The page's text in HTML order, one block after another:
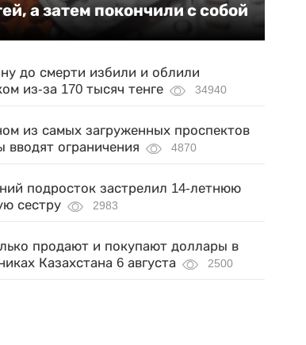
а затем покончили с собой
до смерти избили и облили
из-за 170 тысяч тенге
34940
из самых загруженных проспектов
вводят ограничения
4870
подросток застрелил 14-летнюю
сестру
2983
продают и покупают доллары в
Казахстана 6 августа
2500